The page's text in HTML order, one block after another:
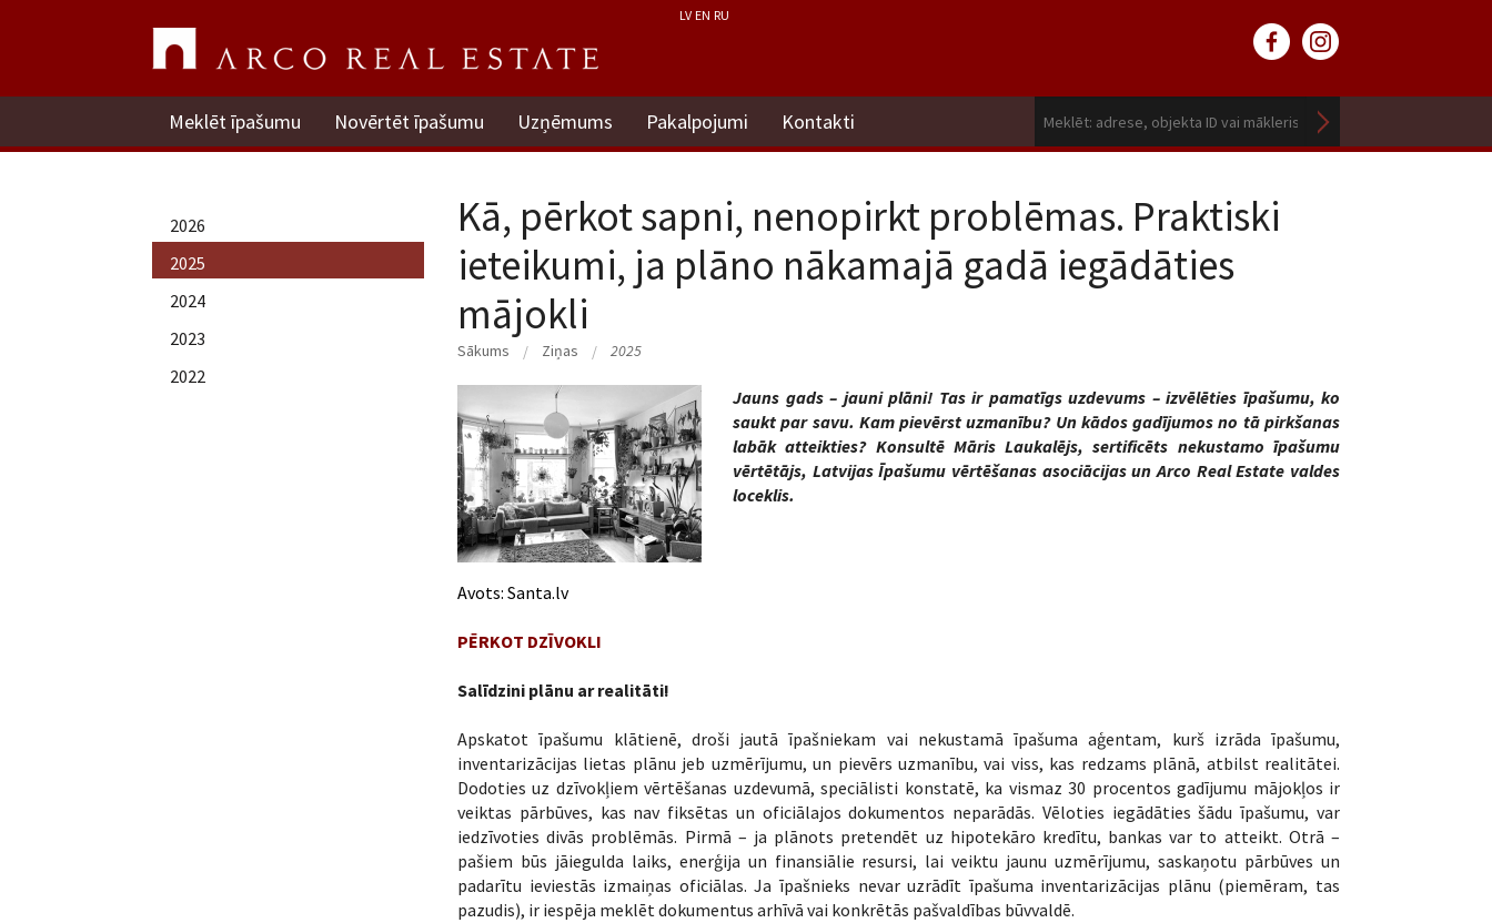
LV EN RU
Meklēt īpašumu Novērtēt īpašumu Uzņēmums Pakalpojumi Kontakti
2026
2025
2024
2023
2022
Kā, pērkot sapni, nenopirkt problēmas. Praktiski
ieteikumi, ja plāno nākamajā gadā iegādāties
mājokli
Sākums Ziņas 2025
Jauns gads – jauni plāni! Tas ir pamatīgs uzdevums – izvēlēties īpašumu, ko
saukt par savu. Kam pievērst uzmanību? Un kādos gadījumos no tā pirkšanas
labāk atteikties? Konsultē Māris Laukalējs, sertificēts nekustamo īpašumu
vērtētājs, Latvijas Īpašumu vērtēšanas asociācijas un Arco Real Estate valdes
loceklis.
Avots: Santa.lv
PĒRKOT DZĪVOKLI
Salīdzini plānu ar realitāti!
Apskatot īpašumu klātienē, droši jautā īpašniekam vai nekustamā īpašuma aģentam, kurš izrāda īpašumu,
inventarizācijas lietas plānu jeb uzmērījumu, un pievērs uzmanību, vai viss, kas redzams plānā, atbilst realitātei.
Dodoties uz dzīvokļiem vērtēšanas uzdevumā, speciālisti konstatē, ka vismaz 30 procentos gadījumu mājokļos ir
veiktas pārbūves, kas nav fiksētas un oficiālajos dokumentos neparādās. Vēloties iegādāties šādu īpašumu, var
iedzīvoties divās problēmās. Pirmā – ja plānots pretendēt uz hipotekāro kredītu, bankas var to atteikt. Otrā –
pašiem būs jāiegulda laiks, enerģija un finansiālie resursi, lai veiktu jaunu uzmērījumu, saskaņotu pārbūves un
padarītu ieviestās izmaiņas oficiālas. Ja īpašnieks nevar uzrādīt īpašuma inventarizācijas plānu (piemēram, tas
pazudis), ir iespēja meklēt dokumentus arhīvā vai konkrētās pašvaldības būvvaldē.